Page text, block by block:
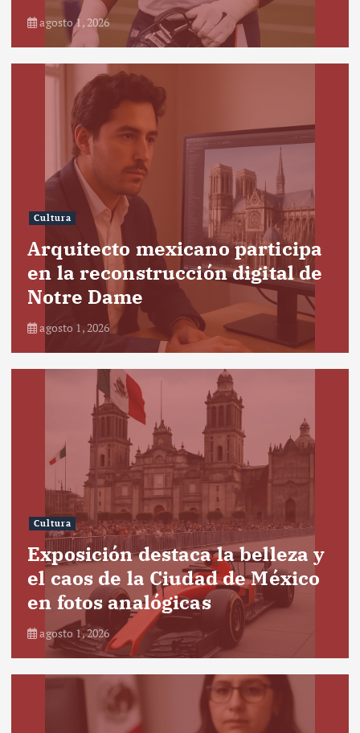
agosto 1, 2026
Cultura
Arquitecto mexicano participa
en la reconstrucción digital de
Notre Dame
agosto 1, 2026
Cultura
Exposición destaca la belleza y
el caos de la Ciudad de México
en fotos analógicas
agosto 1, 2026